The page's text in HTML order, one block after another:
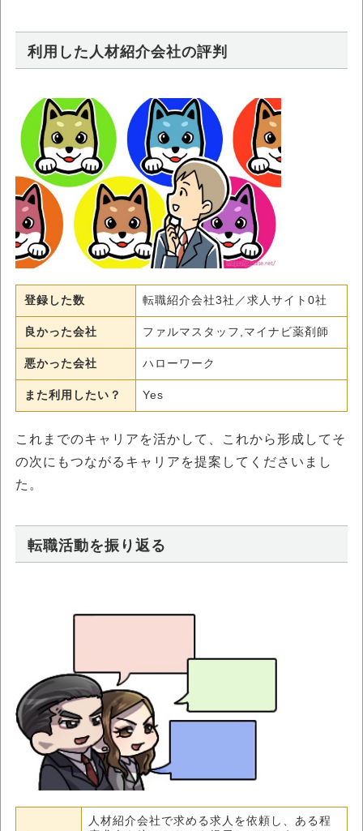
利用した人材紹介会社の評判
登録した数 転職紹介会社3社／求人サイト0社
良かった会社 ファルマスタッフ,マイナビ薬剤師
悪かった会社 ハローワーク
また利用したい？ Yes
これまでのキャリアを活かして、これから形成してそ
の次にもつながるキャリアを提案してくださいまし
た。
転職活動を振り返る
人材紹介会社で求める求人を依頼し、ある程